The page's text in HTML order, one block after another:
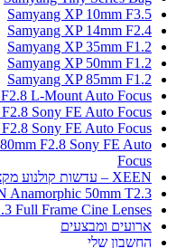
Samyang XP 10mm F3.5
Samyang XP 14mm F2.4
Samyang XP 35mm F1.2
Samyang XP 50mm F1.2
Samyang XP 85mm F1.2
L-Mount Auto Focus
Sony FE Auto Focus
Sony FE Auto Focus
F2.8 Sony FE Auto
Focus
XEEN – עדשות קולנוע מקצועיות
Anamorphic 50mm T2.3
Full Frame Cine Lenses
ארועים ומבצעים
החשבון שלי